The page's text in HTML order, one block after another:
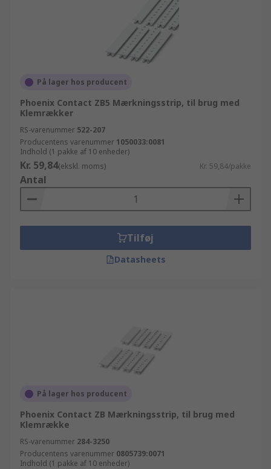
På lager hos producent
Phoenix Contact ZB5 Mærkningsstrip, til brug med
Klemrækker
RS-varenummer 522-207
Producentens varenummer 1050033:0081
Indhold (1 pakke af 10 enheder)
Kr. 59,84(ekskl. moms) Kr. 59,84/pakke
Antal
Tilføj
Datasheets
På lager hos producent
Phoenix Contact ZB Mærkningsstrip, til brug med
Klemrække
RS-varenummer 284-3250
Producentens varenummer 0805739:0071
Indhold (1 pakke af 10 enheder)